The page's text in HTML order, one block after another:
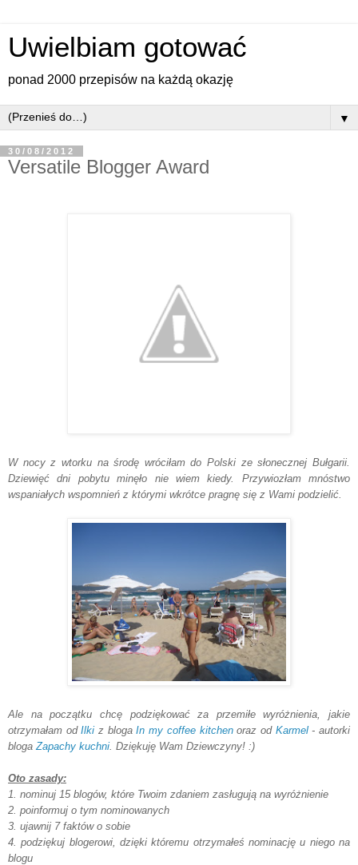
Uwielbiam gotować
ponad 2000 przepisów na każdą okazję
▼
30/08/2012
Versatile Blogger Award
W nocy z wtorku na środę wróciłam do Polski ze słonecznej Bułgarii.
Dziewięć dni pobytu minęło nie wiem kiedy. Przywiozłam mnóstwo
wspaniałych wspomnień z którymi wkrótce pragnę się z Wami podzielić.
Ale na początku chcę podziękować za przemiłe wyróżnienia, jakie
otrzymałam odIlki z blogaIn my coffee kitchenoraz od Karmel- autorki
bloga Zapachy kuchni . Dziękuję Wam Dziewczyny! :)
Oto zasady:
1. nominuj 15 blogów, które Twoim zdaniem zasługują na wyróżnienie
2. poinformuj o tym nominowanych
3. ujawnij 7 faktów o sobie
4. podziękuj blogerowi, dzięki któremu otrzymałeś nominację u niego na
blogu